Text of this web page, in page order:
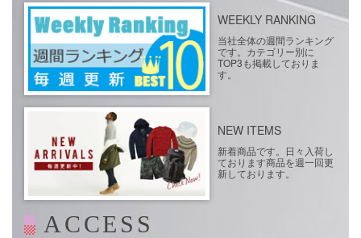
WEEKLY RANKING
当社全体の週間ランキング
です。カテゴリー別に
TOP3も掲載しておりま
す。
NEW ITEMS
新着商品です。日々入荷し
ております商品を週一回更
新しております。
ACCESS